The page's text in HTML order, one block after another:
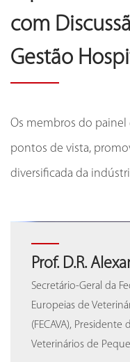
com
Gestão
Os membros do painel
pontos de vista,
diversificada da
Dr. Chen
Diretor de Tecnologia
Hospital
Prof. D.R.
Secretário-Geral da
Europeias de
(FECAVA),
Veterinários de
Dr. Chen
Diretor de Tecnologia
Hospital
Prof. D.R.
Secretário-Geral da
Europeias de
(FECAVA),
Veterinários de